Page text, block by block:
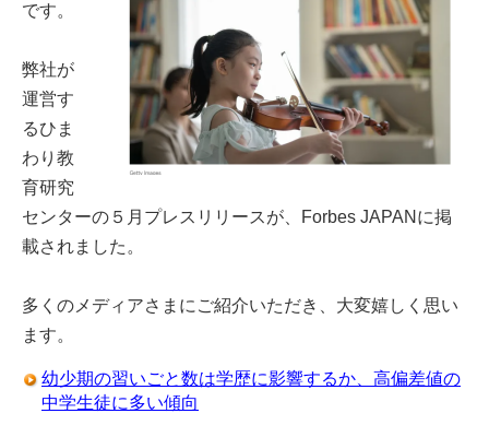
です。
弊社が
運営す
るひま
わり教
育研究
センターの５月プレスリリースが、Forbes JAPANに掲
載されました。
多くのメディアさまにご紹介いただき、大変嬉しく思い
ます。
幼少期の習いごと数は学歴に影響するか、高偏差値の
中学生徒に多い傾向